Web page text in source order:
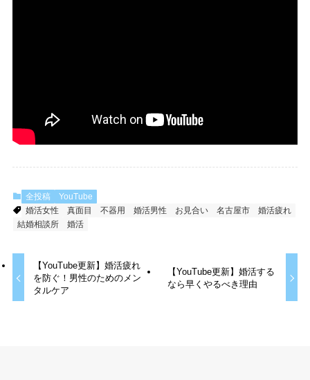
全投稿
YouTube
婚活女性
真面目 不器用 婚活男性 お見合い 名古屋市
婚活疲れ
結婚相談所
婚活
【YouTube更新】婚活疲れ
を防ぐ！男性のためのメン
タルケア
【YouTube更新】婚活する
なら早くやるべき理由